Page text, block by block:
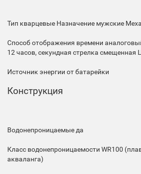
Тип кварцевые Назначение мужские
Способ отображения времени
12 часов, секундная стрелка смещенная
Источник энергии от батарейки
Конструкция
Водонепроницаемые да
Класс водонепроницаемости WR100
акваланга)